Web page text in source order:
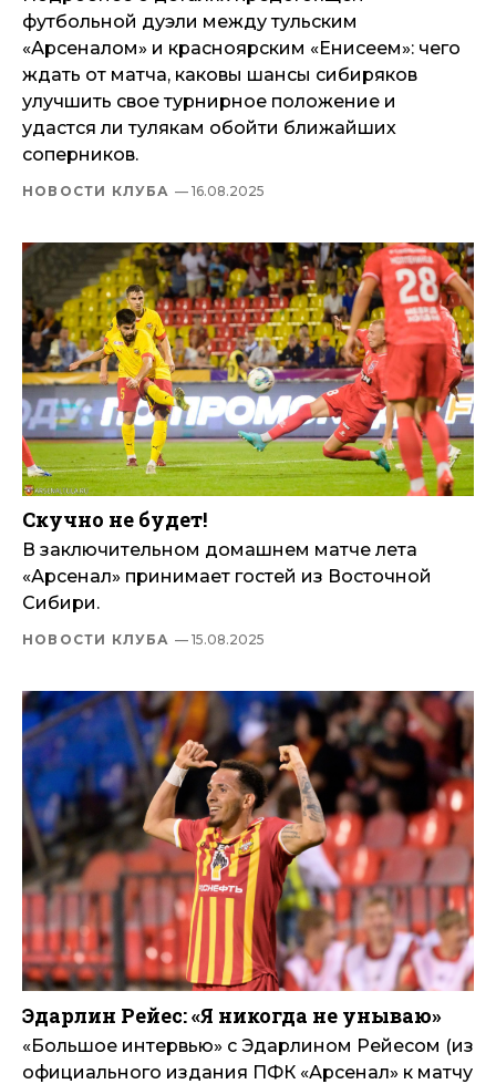
футбольной дуэли между тульским
«Арсеналом» и красноярским «Енисеем»: чего
ждать от матча, каковы шансы сибиряков
улучшить свое турнирное положение и
удастся ли тулякам обойти ближайших
соперников.
НОВОСТИ КЛУБА — 16.08.2025
Скучно не будет!
В заключительном домашнем матче лета
«Арсенал» принимает гостей из Восточной
Сибири.
НОВОСТИ КЛУБА — 15.08.2025
Эдарлин Рейес: «Я никогда не унываю»
«Большое интервью» с Эдарлином Рейесом (из
официального издания ПФК «Арсенал» к матчу